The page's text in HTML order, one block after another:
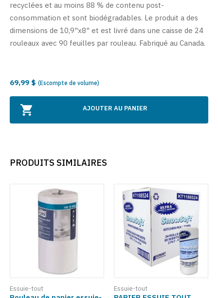
recyclées et au moins 88 % de contenu post-
consommation et sont biodégradables. Le produit a des
dimensions de 10,9"x8" et est livré dans une caisse de 24
rouleaux avec 90 feuilles par rouleau. Fabriqué au Canada.
69,99 $ (Escompte de volume)
AJOUTER AU PANIER
PRODUITS SIMILAIRES
Essuie-tout Essuie-tout